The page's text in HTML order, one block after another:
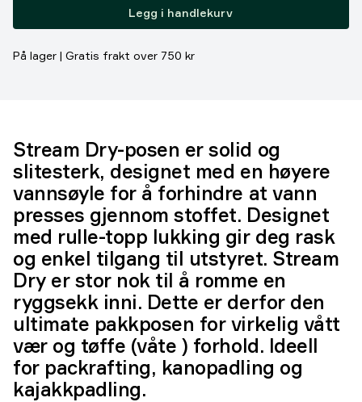
Legg i handlekurv
På lager | Gratis frakt over 750 kr
Stream Dry-posen er solid og
slitesterk, designet med en høyere
vannsøyle for å forhindre at vann
presses gjennom stoffet. Designet
med rulle-topp lukking gir deg rask
og enkel tilgang til utstyret. Stream
Dry er stor nok til å romme en
ryggsekk inni. Dette er derfor den
ultimate pakkposen for virkelig vått
vær og tøffe (våte ) forhold. Ideell
for packrafting, kanopadling og
kajakkpadling.